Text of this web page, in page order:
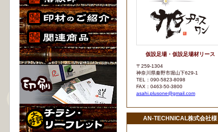
仮設足場・仮設足場材リース
〒259-1304
神奈川県秦野市堀山下629-1
TEL：090-5823-8098
FAX：0463-50-3800
asahi.plusone@gmail.com
AN-TECHNICAL株式会社様